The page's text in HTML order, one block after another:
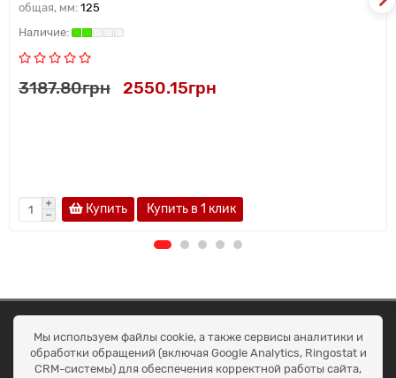
общая, мм: 125
3187.80грн 2550.15грн
Купить Купить в 1 клик
ОКЕАН ТРЕЙД
Договір публичної оферти
Доставка та оплата
Наші контакти
Мы используем файлы cookie, а также сервисы аналитики и
обработки обращений (включая Google Analytics, Ringostat и
CRM-системы) для обеспечения корректной работы сайта,